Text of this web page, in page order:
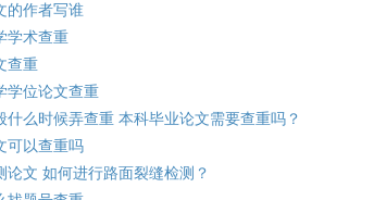
的作者写谁
学术查重
查重
学位论文查重
什么时候弄查重 本科毕业论文需要查重吗？
可以查重吗
论文 如何进行路面裂缝检测？